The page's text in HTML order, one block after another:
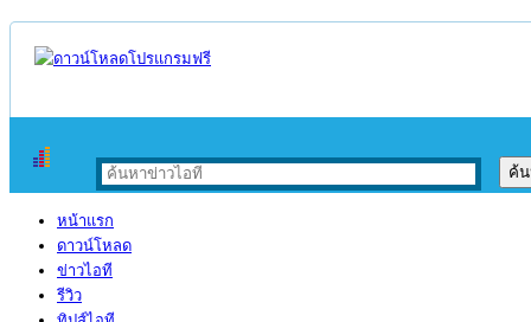
หน้าแรก
ดาวน์โหลด
ข่าวไอที
รีวิว